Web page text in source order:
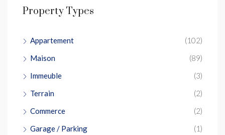
Property Types
Appartement
(102)
Maison
(89)
Immeuble
(3)
Terrain
(2)
Commerce
(2)
Garage / Parking
(1)